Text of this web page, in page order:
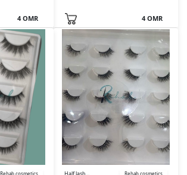
4 OMR
4 OMR